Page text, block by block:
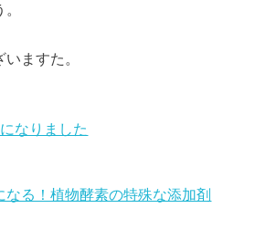
ますた。
なりました
なる！植物酵素の特殊な添加剤